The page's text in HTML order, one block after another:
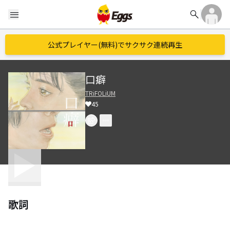
menu search
公式プレイヤー(無料)でサクサク連続再生
口癖
TRiFOLiUM
45
歌詞